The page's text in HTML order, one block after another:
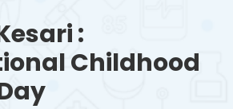
:
Childhood